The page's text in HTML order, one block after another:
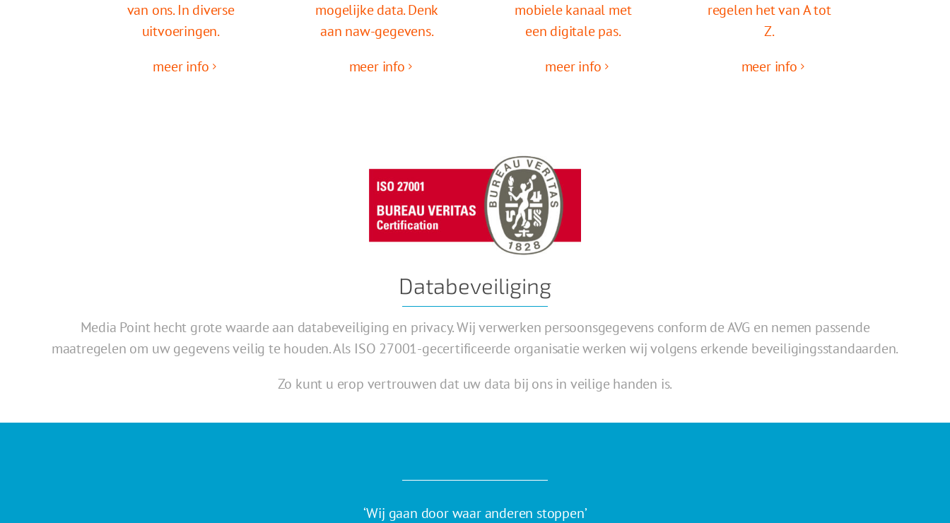
van ons. In diverse
uitvoeringen.
meer info
mogelijke data. Denk
aan naw-gegevens.
meer info
mobiele kanaal met
een digitale pas.
meer info
regelen het van A tot
Z.
meer info
Databeveiliging
Media Point hecht grote waarde aan databeveiliging en privacy. Wij verwerken persoonsgegevens conform de AVG en nemen passende
maatregelen om uw gegevens veilig te houden. Als ISO 27001-gecertificeerde organisatie werken wij volgens erkende beveiligingsstandaarden.
Zo kunt u erop vertrouwen dat uw data bij ons in veilige handen is.
‘Wij gaan door waar anderen stoppen’